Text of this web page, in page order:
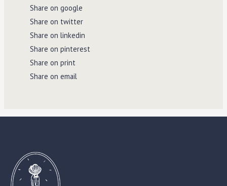
Share on google
Share on twitter
Share on linkedin
Share on pinterest
Share on print
Share on email